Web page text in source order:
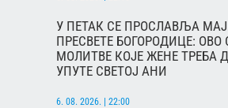
У ПЕТАК СЕ ПРОСЛАВЉА
ПРЕСВЕТЕ БОГОРОДИЦЕ: ОВО
МОЛИТВЕ КОЈЕ ЖЕНЕ ТРЕБА
УПУТЕ СВЕТОЈ АНИ
6. 08. 2026. | 22:00